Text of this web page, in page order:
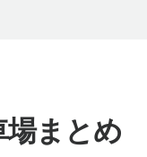
場まとめ